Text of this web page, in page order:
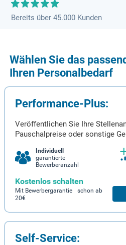
Bereits über 45.000 Kunden
Wählen Sie das
Ihren Personalbedarf
Performance-Plus:
Veröffentlichen Sie Ihre
Pauschalpreise oder sonstige
Individuell
garantierte
Bewerberanzahl
Kostenlos schalten
Mit Bewerbergarantie schon ab
20€
Self-Service: